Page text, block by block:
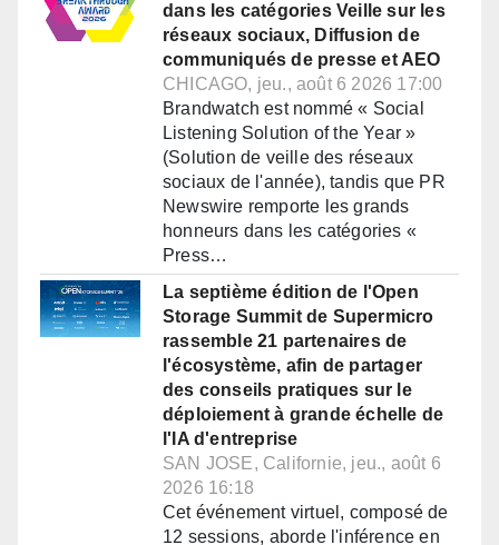
dans les catégories Veille sur les
réseaux sociaux, Diffusion de
communiqués de presse et AEO
CHICAGO, jeu., août 6 2026 17:00
Brandwatch est nommé « Social
Listening Solution of the Year »
(Solution de veille des réseaux
sociaux de l'année), tandis que PR
Newswire remporte les grands
honneurs dans les catégories «
Press…
La septième édition de l'Open
Storage Summit de Supermicro
rassemble 21 partenaires de
l'écosystème, afin de partager
des conseils pratiques sur le
déploiement à grande échelle de
l'IA d'entreprise
SAN JOSE, Californie, jeu., août 6
2026 16:18
Cet événement virtuel, composé de
12 sessions, aborde l'inférence en